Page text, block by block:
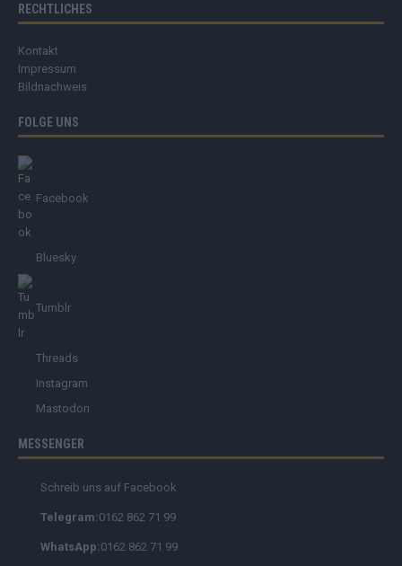
RECHTLICHES
Kontakt
Impressum
Bildnachweis
FOLGE UNS
Facebook
Bluesky
Tumblr
Threads
Instagram
Mastodon
MESSENGER
Schreib uns auf Facebook
Telegram:0162 862 71 99
WhatsApp:0162 862 71 99